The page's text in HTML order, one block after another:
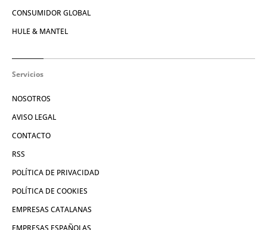
CONSUMIDOR GLOBAL
HULE & MANTEL
Servicios
NOSOTROS
AVISO LEGAL
CONTACTO
RSS
POLÍTICA DE PRIVACIDAD
POLÍTICA DE COOKIES
EMPRESAS CATALANAS
EMPRESAS ESPAÑOLAS